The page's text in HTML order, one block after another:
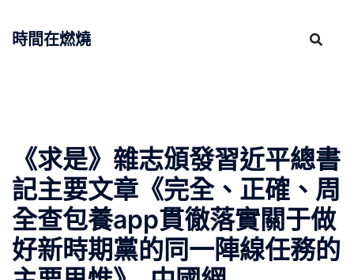
時間在燃燒
《求是》雜志頒發習近平總書
記主要文章《完全、正確、周
全查包養app貫徹落實關于做
好新時期黨的同一陣線任務的